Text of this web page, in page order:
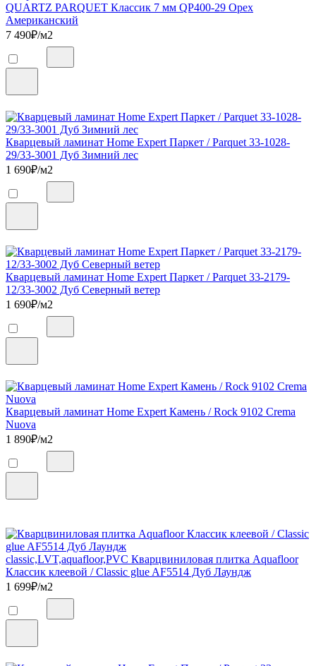
QUARTZ PARQUET Классик 7 мм QP400-29 Орех
Американский
7 490₽/м2
Кварцевый ламинат Home Expert Паркет / Parquet 33-1028-
29/33-3001 Дуб Зимний лес
1 690₽/м2
Кварцевый ламинат Home Expert Паркет / Parquet 33-2179-
12/33-3002 Дуб Северный ветер
1 690₽/м2
Кварцевый ламинат Home Expert Камень / Rock 9102 Crema
Nuova
1 890₽/м2
classic,LVT,aquafloor,PVC Кварцвиниловая плитка Aquafloor
Классик клеевой / Classic glue AF5514 Дуб Лаундж
1 699₽/м2